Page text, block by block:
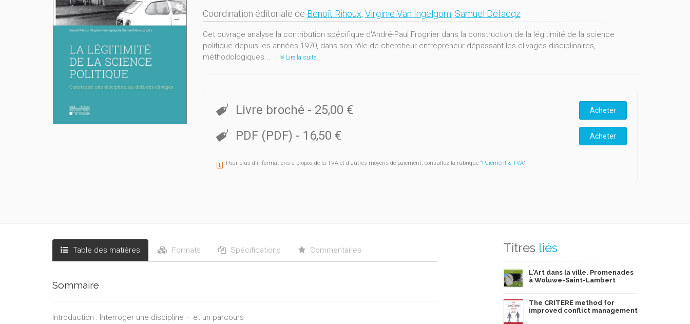
Coordination éditoriale de Benoît Rihoux, Virginie Van Ingelgom, Samuel Defacqz
Cet ouvrage analyse la contribution spécifique d'André-Paul Frognier dans la construction de la légitimité de la science
politique depuis les années 1970, dans son rôle de chercheur-entrepreneur dépassant les clivages disciplinaires,
méthodologiques...
Lire la suite
Livre broché - 25,00 € Acheter
PDF (PDF) - 16,50 € Acheter
Pour plus d'informations à propos de la TVA et d'autres moyens de paiement, consultez la rubrique "Paiement & TVA".
Table des matières Formats Spécifications Commentaires
Sommaire
Introduction : Interroger une discipline – et un parcours
Titres liés
L'Art dans la ville. Promenades
à Woluwe-Saint-Lambert
The CRITERE method for
improved conflict management